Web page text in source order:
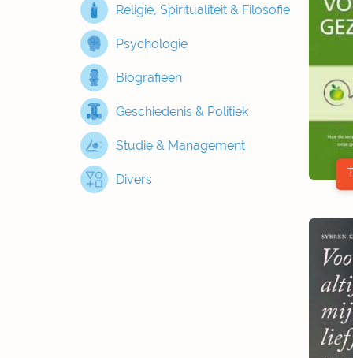
Religie, Spiritualiteit & Filosofie
Psychologie
Biografieën
Geschiedenis & Politiek
Studie & Management
Divers